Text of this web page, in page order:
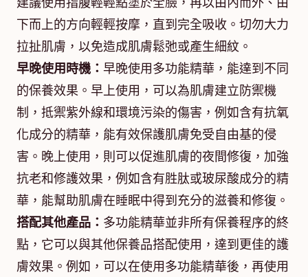
下而上的方向輕輕按摩，直到完全吸收。切勿大力
拉扯肌膚，以免造成肌膚鬆弛或產生細紋。
早晚使用時機： 早晚使用多功能精華，能達到不同
的保養效果。早上使用，可以為肌膚建立防禦機
制，抵禦紫外線和環境污染的傷害，例如含有抗氧
化成分的精華，能有效保護肌膚免受自由基的侵
害。晚上使用，則可以促進肌膚的夜間修復，加強
抗老和修護效果，例如含有胜肽或玻尿酸成分的精
華，能幫助肌膚在睡眠中得到充分的滋養和修復。
搭配其他產品： 多功能精華並非所有保養程序的終
點，它可以與其他保養品搭配使用，達到更佳的護
膚效果。例如，可以在使用多功能精華後，再使用